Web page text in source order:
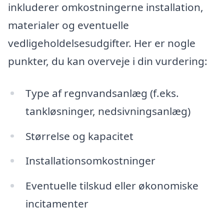
inkluderer omkostningerne installation,
materialer og eventuelle
vedligeholdelsesudgifter. Her er nogle
punkter, du kan overveje i din vurdering:
Type af regnvandsanlæg (f.eks.
tankløsninger, nedsivningsanlæg)
Størrelse og kapacitet
Installationsomkostninger
Eventuelle tilskud eller økonomiske
incitamenter